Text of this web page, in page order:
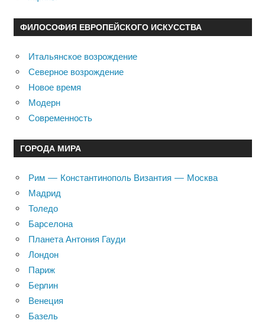
ФИЛОСОФИЯ ЕВРОПЕЙСКОГО ИСКУССТВА
Итальянское возрождение
Северное возрождение
Новое время
Модерн
Современность
ГОРОДА МИРА
Рим — Константинополь Византия — Москва
Мадрид
Толедо
Барселона
Планета Антония Гауди
Лондон
Париж
Берлин
Венеция
Базель